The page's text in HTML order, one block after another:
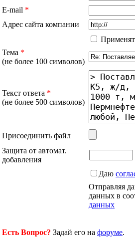
E-mail *
Адрес сайта компании
Тема *
(не более 100 символов)
Текст ответа *
(не более 500 символов)
Присоединить файл
Защита от автомат.
добавления
Даю
Отправляя
данных в
данных
Есть Вопрос? Задай его на форуме.